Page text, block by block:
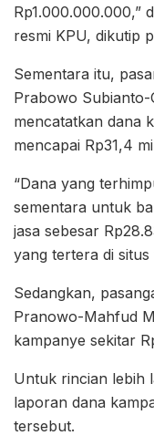
Rp1.000.000.000,”
resmi KPU, dikutip
Sementara itu,
Prabowo Subianto-
mencatatkan dana
mencapai Rp31,4
“Dana yang
sementara untuk
jasa sebesar
yang tertera di situs
Sedangkan,
Pranowo-Mahfud
kampanye sekitar
Untuk rincian lebih
laporan dana
tersebut.